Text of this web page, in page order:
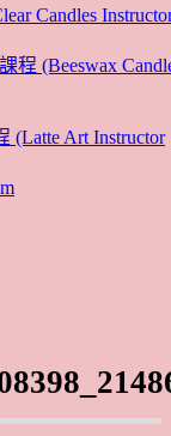
Candles
程 (Beeswax
(Latte Art Instructor